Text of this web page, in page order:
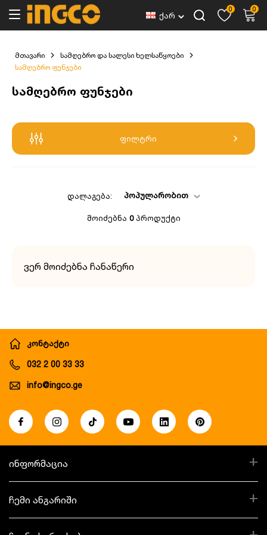
ქარ
0 0
მთავარი
სამღებრო და სალესი ხელსაწყოები
სამღებრო ფუნჯები
სამღებრო ფუნჯები
ფილტრი
დალაგება: პოპულარობით
მოიძებნა 0პროდუქტი
ვერ მოიძებნა ჩანაწერი
კონტაქტი
032 2 00 33 33
info@ingco.ge
+
ინფორმაცია
+
ჩემი ანგარიში